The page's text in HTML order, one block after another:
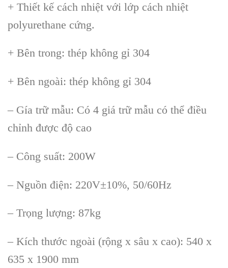
+ Thiết kế cách nhiệt với lớp cách nhiệt
polyurethane cứng.
+ Bên trong: thép không gỉ 304
+ Bên ngoài: thép không gỉ 304
– Gía trữ mẫu: Có 4 giá trữ mẫu có thể điều
chỉnh được độ cao
– Công suất: 200W
– Nguồn điện: 220V±10%, 50/60Hz
– Trọng lượng: 87kg
– Kích thước ngoài (rộng x sâu x cao): 540 x
635 x 1900 mm